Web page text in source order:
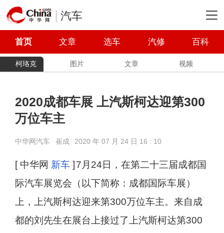
汽车
首页 文章 选车 汽修 百科
柯珞克 图片 文章 视频
2020成都车展 上汽斯柯达迎第300
万位车主
中华网汽车 崔成 2020 年 07 月 24 日 16 : 10
[ 中华网 新车] 7月24日，在第二十三届成都国
际汽车展览会（以下简称：成都国际车展）
上，上汽斯柯达迎来第300万位车主。来自成
都的刘先生在展台上接过了上汽斯柯达第300